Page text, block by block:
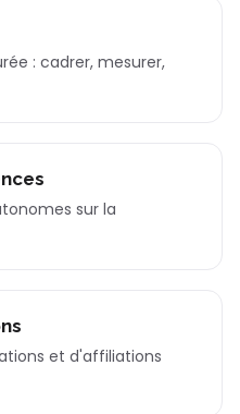
: cadrer, mesurer,
sur la
et d'affiliations